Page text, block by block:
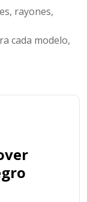
rayones,
cada modelo,